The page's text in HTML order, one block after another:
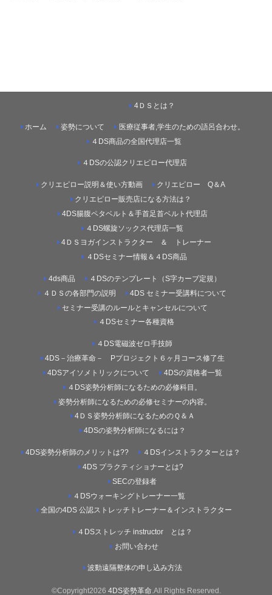
ホーム
4ＤＳとは？
姿勢について
医療従事者,学生のための語呂合わせ。
４DS商品の全国代理店一覧
４DSの公認クリエピロー代理店
クリエピロー説明＆使い方動画
クリエピロー Q＆A
クリエピロー販売店になる方法は？
4DS腸腹ペタベルト＆手首足首ベルト代理店
４DS螺旋ソックス代理店一覧
4ＤＳヨガインストラクター ＆ トレーナー
４DSセミナー情報＆４DS商品
4ds商品
４DSのテンプレート（S字カーブ定規）
４ＤＳの各部門の説明
4DS セミナー受講料について
セミナー受講のルールとキャンセルについて
４DSセミナー各種資格
４DS電磁波ゼロ手技師
4DS－治療革命－ Pプロジェクト６ヶ月コース修了生
4DSアイソメトリックについて
4DSの資格者一覧
４DS姿勢分析師になるための必修科目。
姿勢分析師になるための必修セミナーの内容。
4ＤＳ姿勢分析師になるためのＱ＆Ａ
4DSの姿勢分析師になるには？
4DS姿勢分析師のメリットは??
４DSインストラクターとは？
4DS プラクティショナーとは?
SECの登録者
４DSウォーキングトレーナー一覧
全国の4DS 公認ストレッチトレーナー＆インストラクター
４DSストレッチ instructor とは？
お問い合わせ
波動遠隔整体の申し込み方法
©Copyright2026 4DS姿勢革命 .All Rights Reserved.